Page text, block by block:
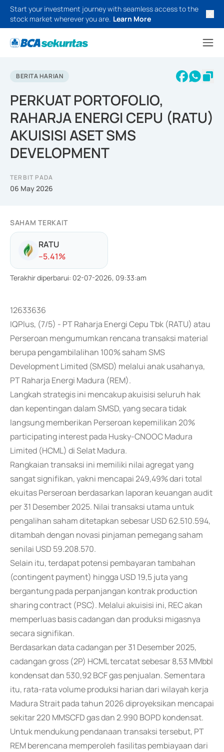
Start your investment journey with seamless access to the
stock market wherever you are. Learn More
BERITA HARIAN
PERKUAT PORTOFOLIO,
RAHARJA ENERGI CEPU (RATU)
AKUISISI ASET SMS
DEVELOPMENT
TERBIT PADA
06 May 2026
SAHAM TERKAIT
RATU
--5.41%
Terakhir diperbarui: 02-07-2026, 09:33:am
12633636
IQPlus, (7/5) - PT Raharja Energi Cepu Tbk (RATU) atau
Perseroan mengumumkan rencana transaksi material
berupa pengambilalihan 100% saham SMS
Development Limited (SMSD) melalui anak usahanya,
PT Raharja Energi Madura (REM).
Langkah strategis ini mencakup akuisisi seluruh hak
dan kepentingan dalam SMSD, yang secara tidak
langsung memberikan Perseroan kepemilikan 20%
participating interest pada Husky-CNOOC Madura
Limited (HCML) di Selat Madura.
Rangkaian transaksi ini memiliki nilai agregat yang
sangat signifikan, yakni mencapai 249,49% dari total
ekuitas Perseroan berdasarkan laporan keuangan audit
per 31 Desember 2025. Nilai transaksi utama untuk
pengalihan saham ditetapkan sebesar USD 62.510.594,
ditambah dengan novasi pinjaman pemegang saham
senilai USD 59.208.570.
Selain itu, terdapat potensi pembayaran tambahan
(contingent payment) hingga USD 19,5 juta yang
bergantung pada perpanjangan kontrak production
sharing contract (PSC). Melalui akuisisi ini, REC akan
memperluas basis cadangan dan produksi migasnya
secara signifikan.
Berdasarkan data cadangan per 31 Desember 2025,
cadangan gross (2P) HCML tercatat sebesar 8,53 MMbbl
kondensat dan 530,92 BCF gas penjualan. Sementara
itu, rata-rata volume produksi harian dari wilayah kerja
Madura Strait pada tahun 2026 diproyeksikan mencapai
sekitar 220 MMSCFD gas dan 2.990 BOPD kondensat.
Untuk mendukung pendanaan transaksi tersebut, PT
REM berencana memperoleh fasilitas pembiayaan dari